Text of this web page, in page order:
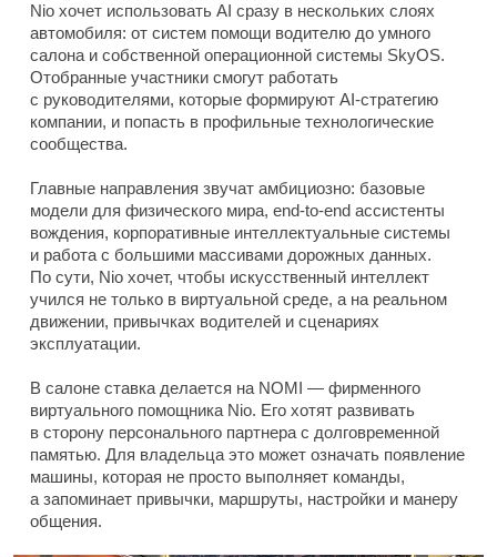
Nio хочет использовать AI сразу в нескольких слоях
автомобиля: от систем помощи водителю до умного
салона и собственной операционной системы SkyOS.
Отобранные участники смогут работать
с руководителями, которые формируют AI-стратегию
компании, и попасть в профильные технологические
сообщества.
Главные направления звучат амбициозно: базовые
модели для физического мира, end-to-end ассистенты
вождения, корпоративные интеллектуальные системы
и работа с большими массивами дорожных данных.
По сути, Nio хочет, чтобы искусственный интеллект
учился не только в виртуальной среде, а на реальном
движении, привычках водителей и сценариях
эксплуатации.
В салоне ставка делается на NOMI — фирменного
виртуального помощника Nio. Его хотят развивать
в сторону персонального партнера с долговременной
памятью. Для владельца это может означать появление
машины, которая не просто выполняет команды,
а запоминает привычки, маршруты, настройки и манеру
общения.